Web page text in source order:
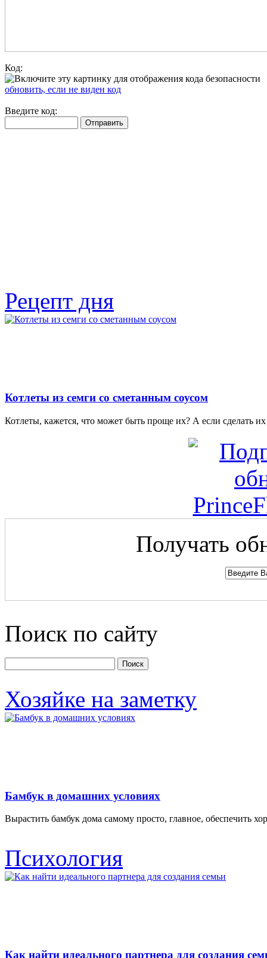
Код:
обновить, если не виден код
Введите код:
Рецепт дня
Котлеты из семги со сметанным соусом
Котлеты, кажется, что может быть проще их? А если сделать
Получать
Поиск по сайту
Хозяйке на заметку
Бамбук в домашних условиях
Вырастить бамбук дома самому просто, главное, обеспечить
Психология
Как найти идеального партнера для создания